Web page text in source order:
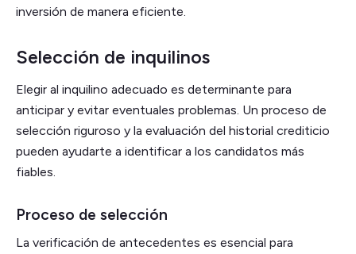
inversión de manera eficiente.
Selección de inquilinos
Elegir al inquilino adecuado es determinante para
anticipar y evitar eventuales problemas. Un proceso de
selección riguroso y la evaluación del historial crediticio
pueden ayudarte a identificar a los candidatos más
fiables.
Proceso de selección
La verificación de antecedentes es esencial para